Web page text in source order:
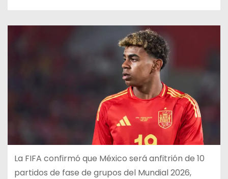
La FIFA confirmó que México será anfitrión de 10
partidos de fase de grupos del Mundial 2026,